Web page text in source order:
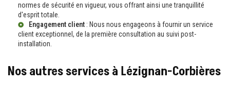
normes de sécurité en vigueur, vous offrant ainsi une tranquillité
d'esprit totale.
Engagement client : Nous nous engageons à fournir un service
client exceptionnel, de la première consultation au suivi post-
installation.
Nos autres services à Lézignan-Corbières